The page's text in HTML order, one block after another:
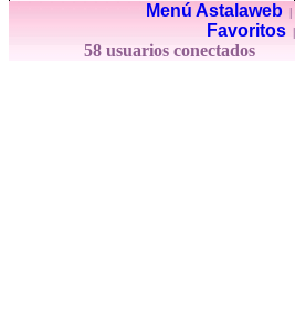
Menú Astalaweb|
Favoritos
58 usuarios conectados